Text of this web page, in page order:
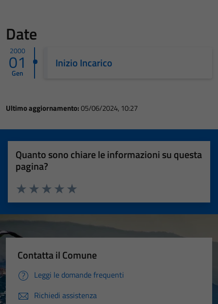
Date
2000
01
Gen
Inizio Incarico
Ultimo aggiornamento:05/06/2024, 10:27
Quanto sono chiare le informazioni su questa
pagina?
Valuta 5 stelle su 5
Valuta 4 stelle su 5
Valuta 3 stelle su 5
Valuta 2 stelle su 5
Valuta 1 stelle su 5
Contatta il Comune
Leggi le domande frequenti
Richiedi assistenza